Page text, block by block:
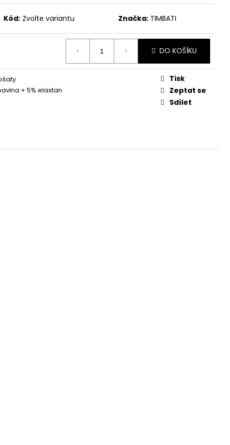
Kód: Zvolte variantu Značka: TIMBATI
DO KOŠÍKU
+ 5% elastan
Tisk
Zeptat se
Sdílet